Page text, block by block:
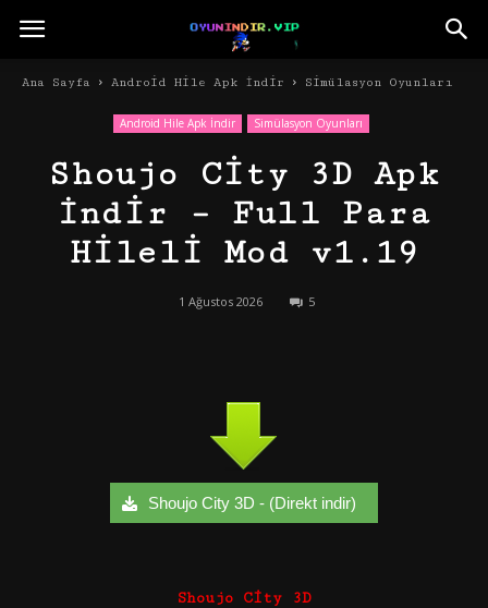
Ana Sayfa Android Hile Apk İndir Simülasyon Oyunları
Android Hile Apk İndir Simülasyon Oyunları
Shoujo City 3D Apk
İndir – Full Para
Hileli Mod v1.19
1 Ağustos 2026 5
Shoujo City 3D - (Direkt indir)
Shoujo City 3D